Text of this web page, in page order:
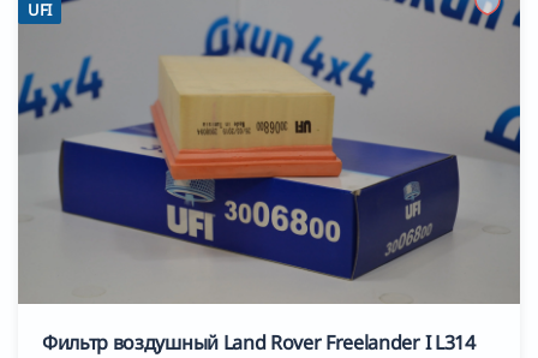
UFI
Фильтр воздушный Land Rover Freelander I L314